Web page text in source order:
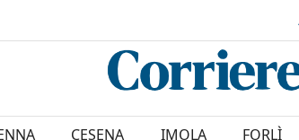
CESENA IMOLA FORLÌ